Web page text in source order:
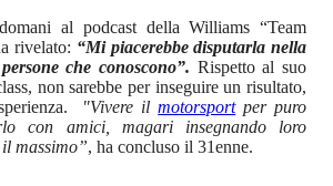
al podcast della Williams “Team
rivelato: “Mi piacerebbe disputarla nella
che conoscono”. Rispetto al suo
non sarebbe per inseguire un risultato,
"Vivere ilmotorsportper puro
con amici, magari insegnando loro
massimo”, ha concluso il 31enne.